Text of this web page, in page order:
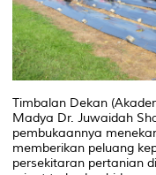
Timbalan Dekan
Madya Dr. Juwaidah
pembukaannya
memberikan peluang
persekitaran pertanian